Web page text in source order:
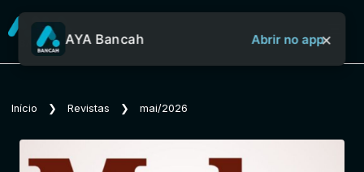
Sobre o Aya Bancah
AYA Bancah Abrir no app×
Início ❯ Revistas ❯ mai/2026